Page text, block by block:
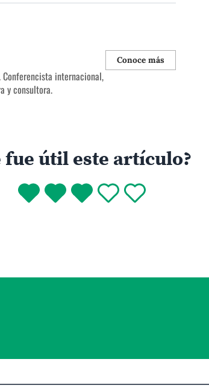
internacional,
y consultora.
Conoce más
fue útil este artículo?